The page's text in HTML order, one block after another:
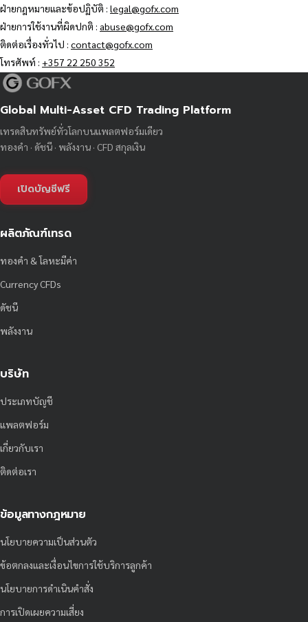
ฝ่ายกฎหมายและข้อปฏิบัติ : legal@gofx.com
ฝ่ายการใช้งานที่ผิดปกติ : abuse@gofx.com
ติดต่อเรื่องทั่วไป : contact@gofx.com
โทรศัพท์ : +357 22 250 352
Global Multi-Asset CFD Trading Platform
เทรดสินทรัพย์ทั่วโลกบนแพลตฟอร์มเดียว
ทองคำ · ดัชนี · พลังงาน · CFD สกุลเงิน
เปิดบัญชีฟรี
ผลิตภัณฑ์เทรด
ทองคำ & โลหะมีค่า
Currency CFDs
ดัชนี
พลังงาน
บริษัท
ประเภทบัญชี
แพลตฟอร์ม
เกี่ยวกับเรา
ติดต่อเรา
ข้อมูลทางกฎหมาย
นโยบายความเป็นส่วนตัว
ข้อตกลงและเงื่อนไขการใช้บริการลูกค้า
นโยบายการดำเนินคำสั่ง
การเปิดเผยความเสี่ยง